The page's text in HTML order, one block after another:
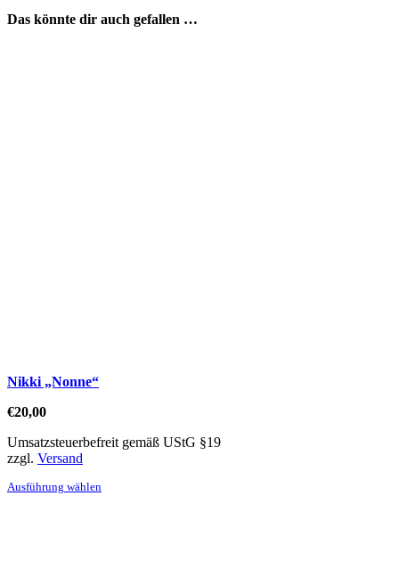
Das könnte dir auch gefallen …
Nikki „Nonne“
€20,00
Umsatzsteuerbefreit gemäß UStG §19
zzgl. Versand
Ausführung wählen